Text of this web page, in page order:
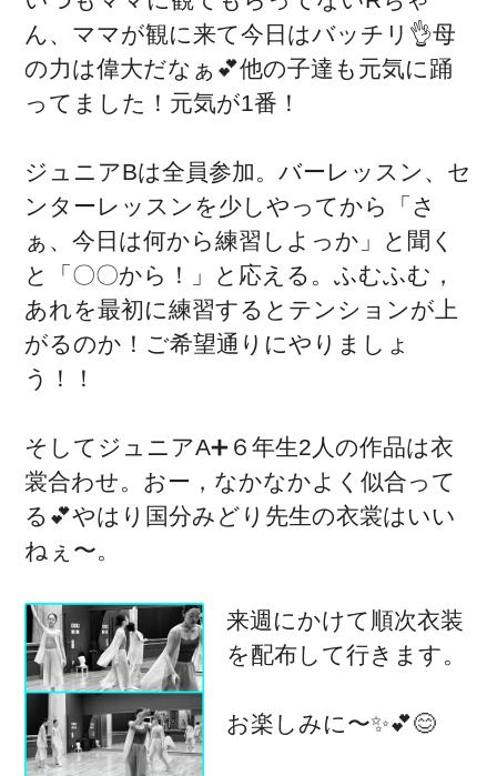
ん、ママが観に来て今日はバッチリ👌母
の力は偉大だなぁ💕他の子達も元気に踊
ってました！元気が1番！
ジュニアBは全員参加。バーレッスン、セ
ンターレッスンを少しやってから「さ
ぁ、今日は何から練習しよっか」と聞く
と「〇〇から！」と応える。ふむふむ，
あれを最初に練習するとテンションが上
がるのか！ご希望通りにやりましょ
う！！
そしてジュニアA➕６年生2人の作品は衣
裳合わせ。おー，なかなかよく似合って
る💕やはり国分みどり先生の衣裳はいい
ねぇ〜。
来週にかけて順次衣装
を配布して行きます。
お楽しみに〜✨💕😊